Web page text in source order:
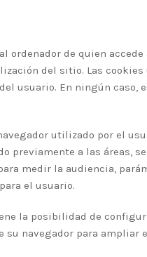
de quien accede
del sitio. Las
usuario. En ningún caso,
utilizado por el
previamente a las áreas,
medir la audiencia,
el usuario.
la posibilidad de
navegador para ampliar